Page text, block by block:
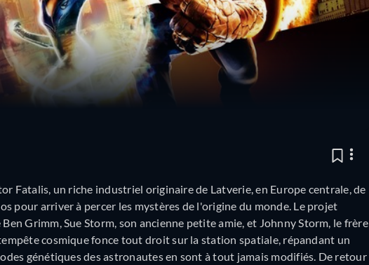
Fatalis, un riche industriel originaire de Latverie, en Europe centrale, de
pour arriver à percer les mystères de l'origine du monde. Le projet
Grimm, Sue Storm, son ancienne petite amie, et Johnny Storm, le frère
cosmique fonce tout droit sur la station spatiale, répandant un
génétiques des astronautes en sont à tout jamais modifiés. De retour